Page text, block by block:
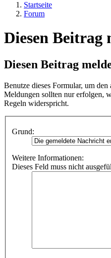
Startseite
Forum
Diesen Beitrag
Diesen Beitrag
Benutze dieses Formular, um
Meldungen sollten nur erfolgen,
Regeln widerspricht.
Grund:
Weitere Informationen:
Dieses Feld muss nicht